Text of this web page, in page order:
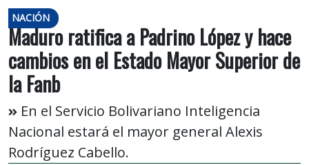
NACIÓN
Maduro ratifica a Padrino López y hace
cambios en el Estado Mayor Superior de
la Fanb
En el Servicio Bolivariano Inteligencia
Nacional estará el mayor general Alexis
Rodríguez Cabello.